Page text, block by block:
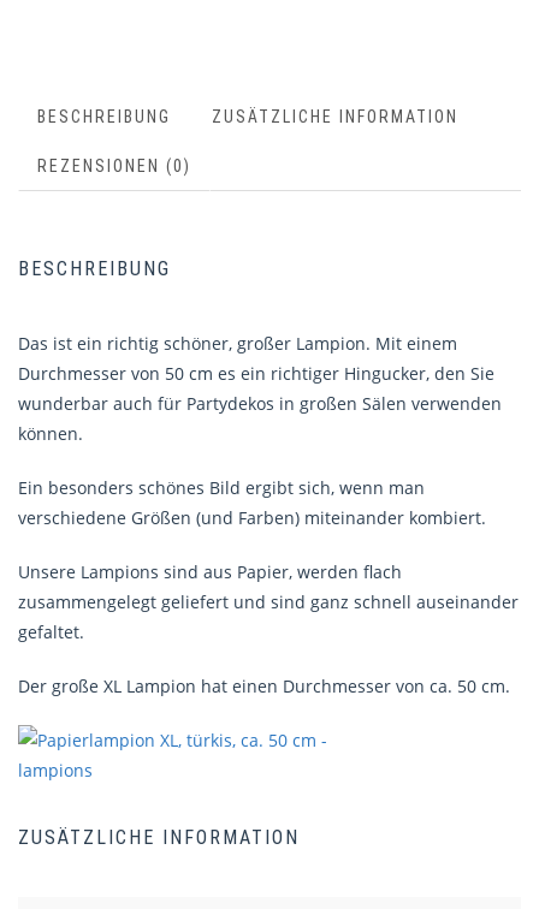
BESCHREIBUNG ZUSÄTZLICHE INFORMATION
REZENSIONEN (0)
BESCHREIBUNG
Das ist ein richtig schöner, großer Lampion. Mit einem
Durchmesser von 50 cm es ein richtiger Hingucker, den Sie
wunderbar auch für Partydekos in großen Sälen verwenden
können.
Ein besonders schönes Bild ergibt sich, wenn man
verschiedene Größen (und Farben) miteinander kombiert.
Unsere Lampions sind aus Papier, werden flach
zusammengelegt geliefert und sind ganz schnell auseinander
gefaltet.
Der große XL Lampion hat einen Durchmesser von ca. 50 cm.
ZUSÄTZLICHE INFORMATION